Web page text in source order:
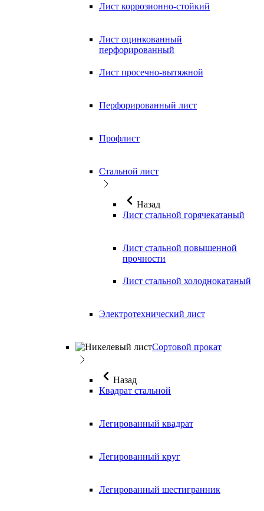
Лист коррозионно-стойкий
Лист оцинкованный
перфорированный
Лист просечно-вытяжной
Перфорированный лист
Профлист
Стальной лист
Назад
Лист стальной горячекатаный
Лист стальной повышенной
прочности
Лист стальной холоднокатаный
Электротехнический лист
Сортовой прокат
Назад
Квадрат стальной
Легированный квадрат
Легированный круг
Легированный шестигранник